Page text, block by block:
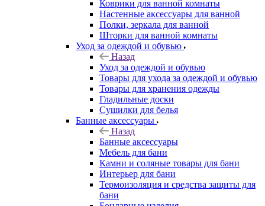
Коврики для ванной комнаты
Настенные аксессуары для ванной
Полки, зеркала для ванной
Шторки для ванной комнаты
Уход за одеждой и обувью
Назад
Уход за одеждой и обувью
Товары для ухода за одеждой и обувью
Товары для хранения одежды
Гладильные доски
Сушилки для белья
Банные аксессуары
Назад
Банные аксессуары
Мебель для бани
Камни и соляные товары для бани
Интерьер для бани
Термоизоляция и средства защиты для
бани